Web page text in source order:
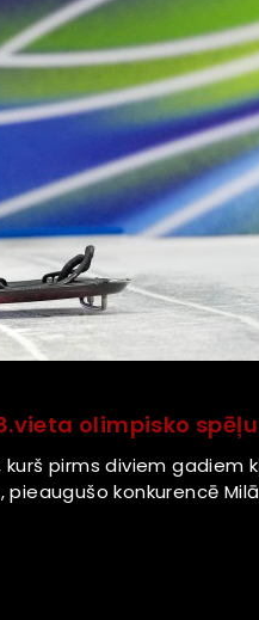
olimpisko
kurš pirms diviem gadiem
konkurencē